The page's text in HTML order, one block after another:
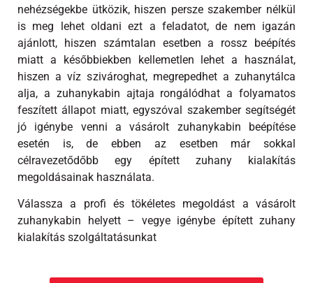
nehézségekbe ütközik, hiszen persze szakember nélkül
is meg lehet oldani ezt a feladatot, de nem igazán
ajánlott, hiszen számtalan esetben a rossz beépítés
miatt a későbbiekben kellemetlen lehet a használat,
hiszen a víz szivároghat, megrepedhet a zuhanytálca
alja, a zuhanykabin ajtaja rongálódhat a folyamatos
feszített állapot miatt, egyszóval szakember segítségét
jó igénybe venni a vásárolt zuhanykabin beépítése
esetén is, de ebben az esetben már sokkal
célravezetődőbb egy épített zuhany kialakítás
megoldásainak használata.
Válassza a profi és tökéletes megoldást a vásárolt
zuhanykabin helyett – vegye igénybe épített zuhany
kialakítás szolgáltatásunkat